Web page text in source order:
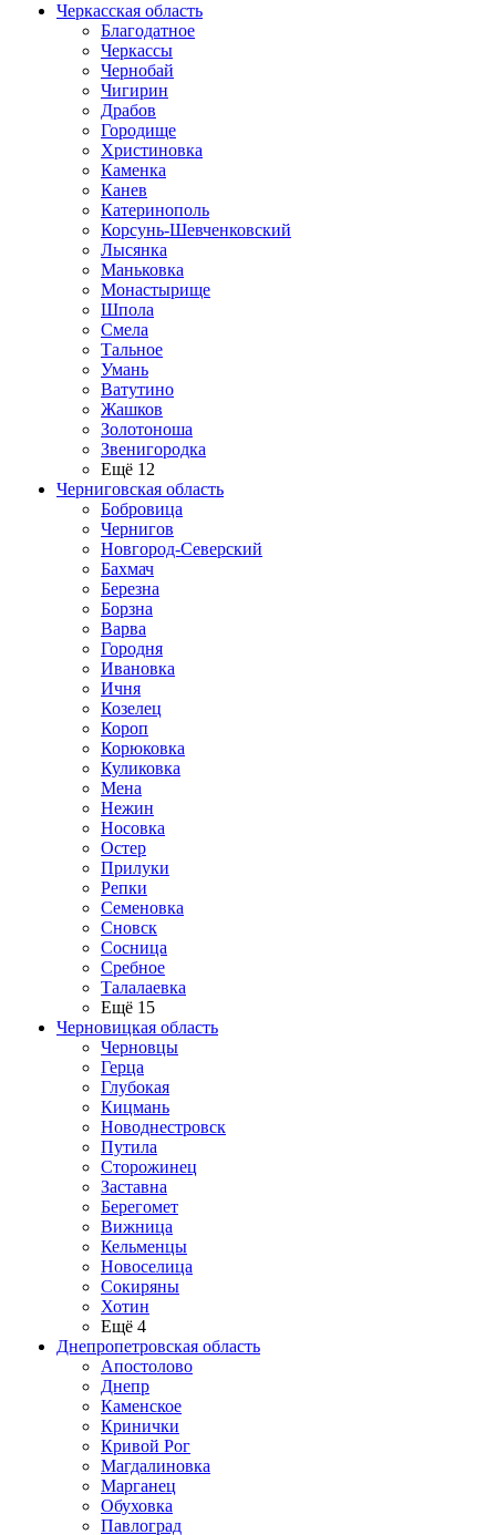
Черкасская область
Благодатное
Черкассы
Чернобай
Чигирин
Драбов
Городище
Христиновка
Каменка
Канев
Катеринополь
Корсунь-Шевченковский
Лысянка
Маньковка
Монастырище
Шпола
Смела
Тальное
Умань
Ватутино
Жашков
Золотоноша
Звенигородка
Ещё 12
Черниговская область
Бобровица
Чернигов
Новгород-Северский
Бахмач
Березна
Борзна
Варва
Городня
Ивановка
Ичня
Козелец
Короп
Корюковка
Куликовка
Мена
Нежин
Носовка
Остер
Прилуки
Репки
Семеновка
Сновск
Сосница
Сребное
Талалаевка
Ещё 15
Черновицкая область
Черновцы
Герца
Глубокая
Кицмань
Новоднестровск
Путила
Сторожинец
Заставна
Берегомет
Вижница
Кельменцы
Новоселица
Сокиряны
Хотин
Ещё 4
Днепропетровская область
Апостолово
Днепр
Каменское
Кринички
Кривой Рог
Магдалиновка
Марганец
Обуховка
Павлоград